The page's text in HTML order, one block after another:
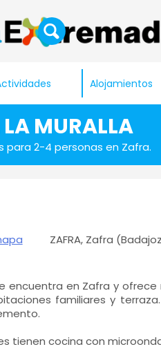
Alojamientos
LA MURALLA
para 2-4 personas en Zafra.
ZAFRA, Zafra
encuentra en Zafra y
familiares y
tienen cocina con